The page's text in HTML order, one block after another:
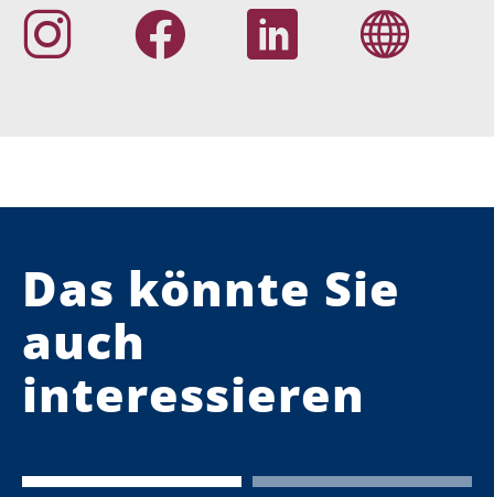
Das könnte Sie
auch
interessieren